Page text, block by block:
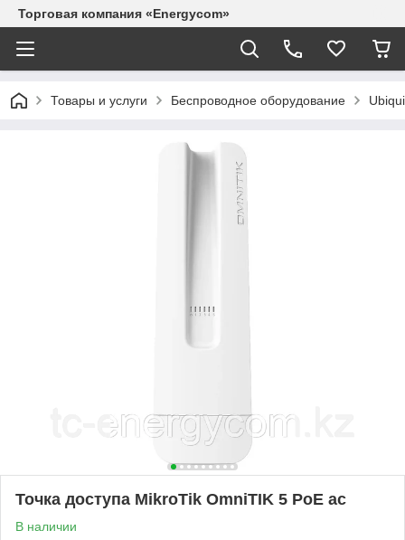
Торговая компания «Energycom»
Товары и услуги Беспроводное оборудование
Точка доступа MikroTik OmniTIK 5 PoE ac
В наличии